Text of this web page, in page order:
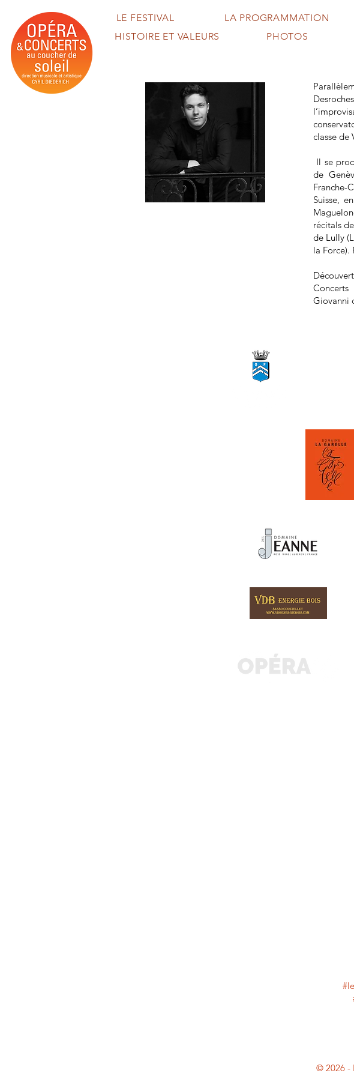
LE FESTIVAL LA PROGRAMMATION
HISTOIRE ET VALEURS
PHOTOS
classe de
Il se
de
Suisse,
récitals
de Lully
la Force).
Giovanni
© 2026 -